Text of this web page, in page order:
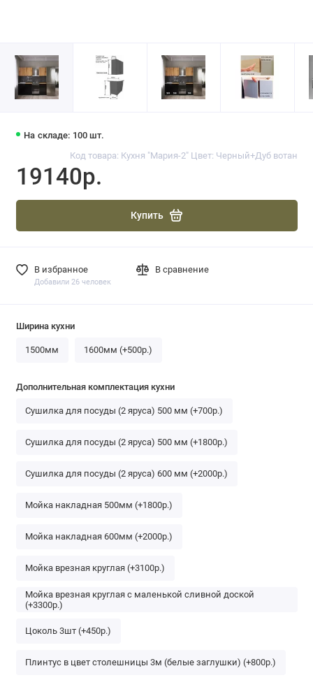
На складе: 100 шт.
Код товара: Кухня "Мария-2" Цвет: Черный+Дуб вотан
19140р.
Купить
В избранное
Добавили 26 человек
В сравнение
Ширина кухни
1500мм 1600мм (+500р.)
Дополнительная комплектация кухни
Сушилка для посуды (2 яруса) 500 мм (+700р.)
Сушилка для посуды (2 яруса) 500 мм (+1800р.)
Сушилка для посуды (2 яруса) 600 мм (+2000р.)
Мойка накладная 500мм (+1800р.)
Мойка накладная 600мм (+2000р.)
Мойка врезная круглая (+3100р.)
Мойка врезная круглая с маленькой сливной доской
(+3300р.)
Цоколь 3шт (+450р.)
Плинтус в цвет столешницы 3м (белые заглушки) (+800р.)